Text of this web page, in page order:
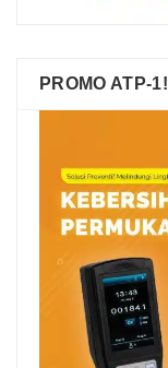
PROMO ATP-1!